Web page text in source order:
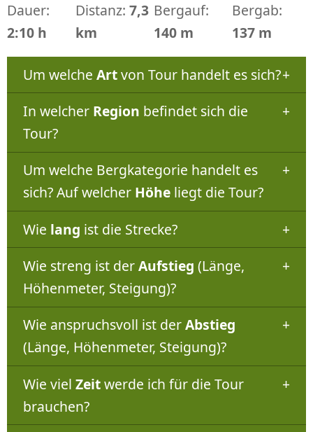
Dauer:
2:10 h
Distanz: 7,3
km
Bergauf:
140 m
Bergab:
137 m
Um welche Artvon Tour handelt es sich?
In welcher Region befindet sich die
Tour?
Um welche Bergkategorie handelt es
sich? Auf welcher Höheliegt die Tour?
Wie lang ist die Strecke?
Wie streng ist derAufstieg (Länge,
Höhenmeter, Steigung)?
Wie anspruchsvoll ist derAbstieg
(Länge, Höhenmeter, Steigung)?
Wie viel Zeitwerde ich für die Tour
brauchen?